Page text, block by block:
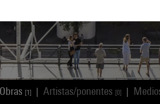
Obras [1] Artistas/ponentes [0]